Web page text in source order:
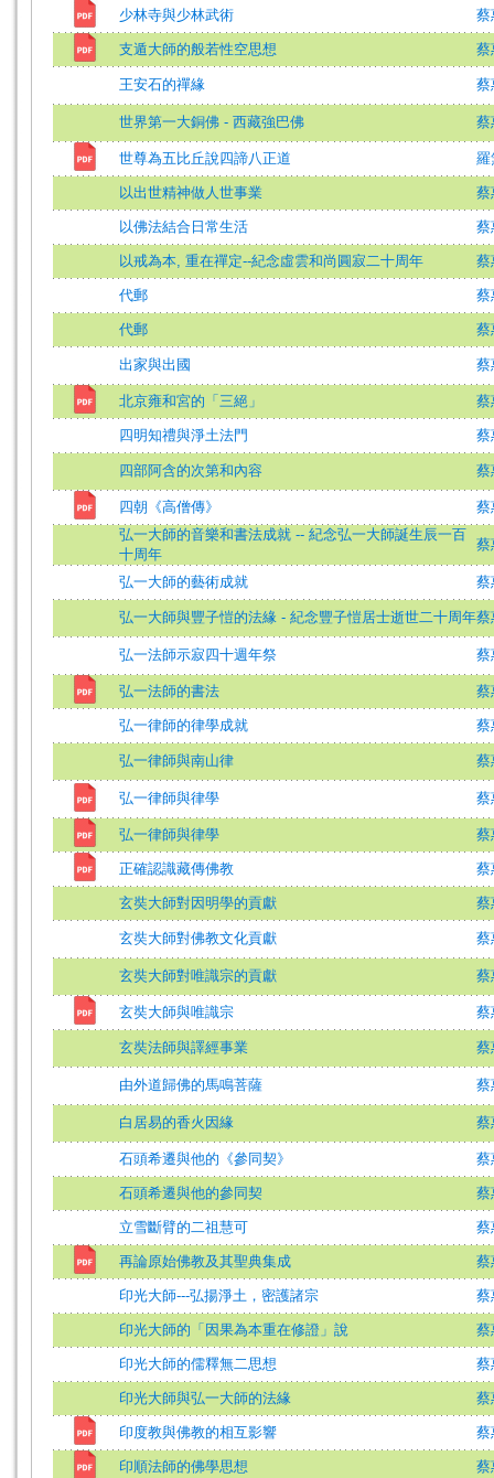
少林寺與少林武術 蔡
支遁大師的般若性空思想 蔡
王安石的禪緣 蔡
世界第一大銅佛 - 西藏強巴佛 蔡
世尊為五比丘說四諦八正道 羅
以出世精神做人世事業 蔡
以佛法結合日常生活 蔡
以戒為本, 重在禪定--紀念虛雲和尚圓寂二十周年 蔡
代郵 蔡
代郵 蔡
出家與出國 蔡
北京雍和宮的「三絕」 蔡
四明知禮與淨土法門 蔡
四部阿含的次第和內容 蔡
四朝《高僧傳》
蔡
弘一大師的音樂和書法成就 -- 紀念弘一大師誕生辰一百
十周年
蔡
弘一大師的藝術成就 蔡
弘一大師與豐子愷的法緣 - 紀念豐子愷居士逝世二十周年蔡
弘一法師示寂四十週年祭 蔡
弘一法師的書法 蔡
弘一律師的律學成就 蔡
弘一律師與南山律 蔡
弘一律師與律學 蔡
弘一律師與律學 蔡
正確認識藏傳佛教 蔡
玄奘大師對因明學的貢獻 蔡
玄奘大師對佛教文化貢獻 蔡
玄奘大師對唯識宗的貢獻 蔡
玄奘大師與唯識宗 蔡
玄奘法師與譯經事業 蔡
由外道歸佛的馬鳴菩薩 蔡
白居易的香火因緣 蔡
石頭希遷與他的《參同契》 蔡
石頭希遷與他的參同契 蔡
立雪斷臂的二祖慧可 蔡
再論原始佛教及其聖典集成 蔡
印光大師---弘揚淨土，密護諸宗 蔡
印光大師的「因果為本重在修證」說 蔡
印光大師的儒釋無二思想 蔡
印光大師與弘一大師的法緣 蔡
印度教與佛教的相互影響 蔡
印順法師的佛學思想 蔡